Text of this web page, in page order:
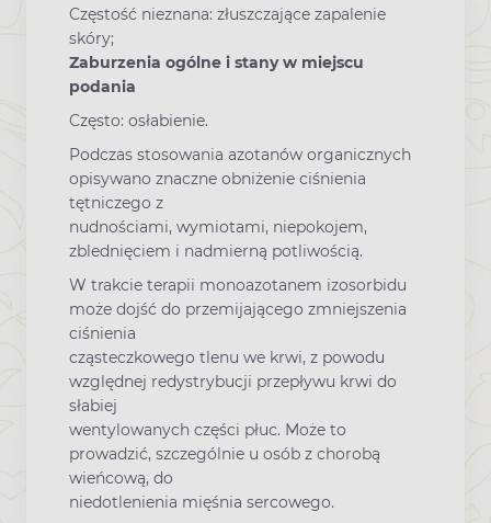
Częstość nieznana: złuszczające zapalenie
skóry;
Zaburzenia ogólne i stany w miejscu
podania
Często: osłabienie.
Podczas stosowania azotanów organicznych
opisywano znaczne obniżenie ciśnienia
tętniczego z
nudnościami, wymiotami, niepokojem,
zblednięciem i nadmierną potliwością.
W trakcie terapii monoazotanem izosorbidu
może dojść do przemijającego zmniejszenia
ciśnienia
cząsteczkowego tlenu we krwi, z powodu
względnej redystrybucji przepływu krwi do
słabiej
wentylowanych części płuc. Może to
prowadzić, szczególnie u osób z chorobą
wieńcową, do
niedotlenienia mięśnia sercowego.